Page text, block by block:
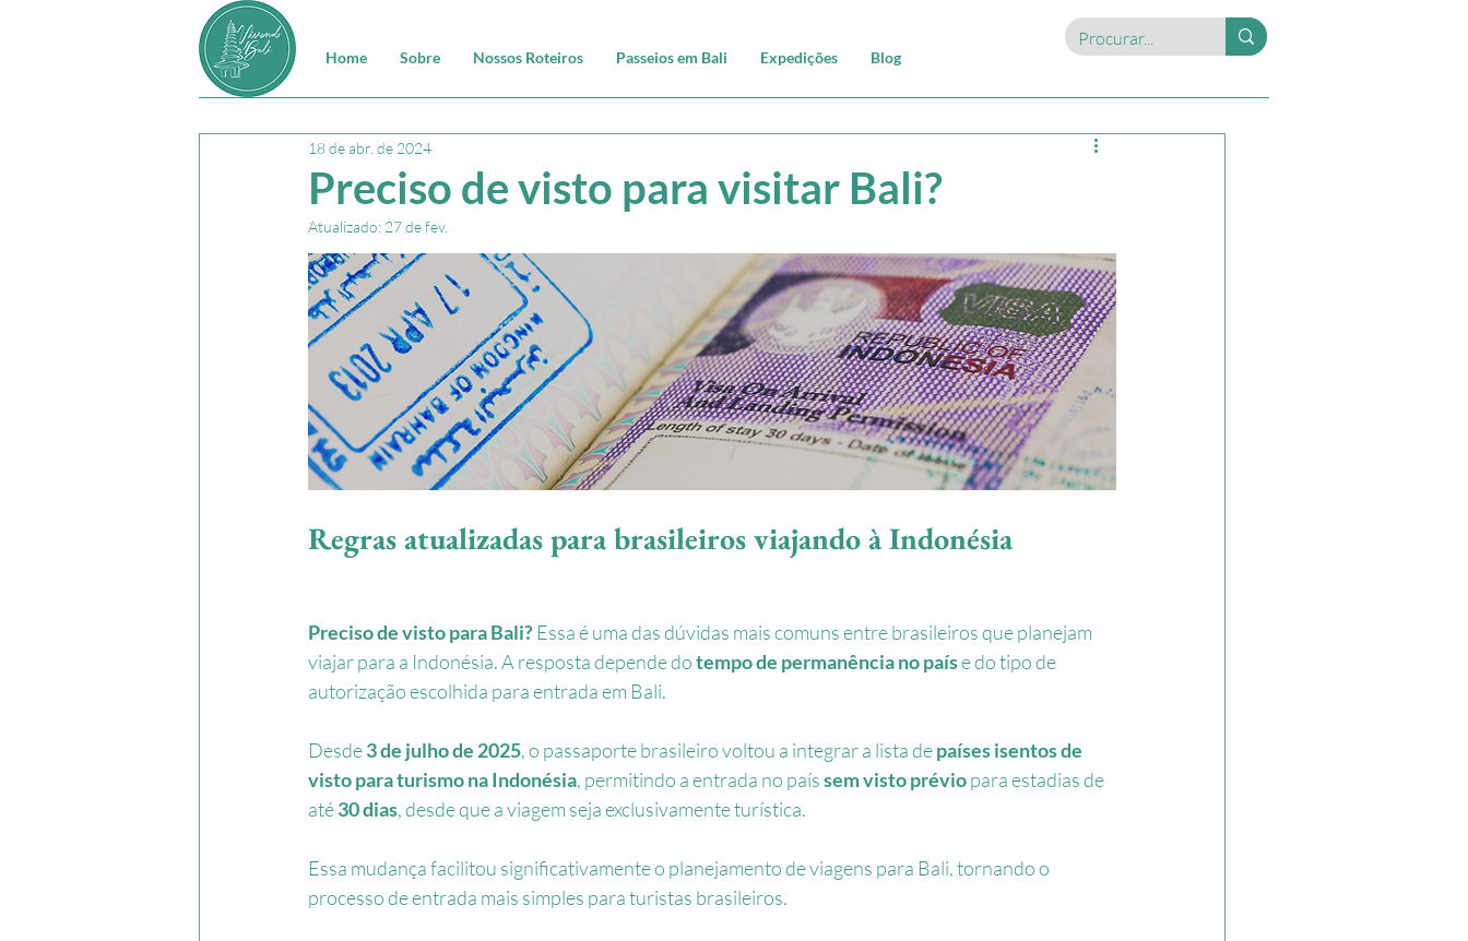
Home Sobre Nossos Roteiros Passeios em Bali Expedições Blog
Preciso de visto para visitar Bali?
18 de abr. de 2024
Atualizado: 27 de fev.
Regras atualizadas para brasileiros viajando à Indonésia
Preciso de visto para Bali? Essa é uma das dúvidas mais comuns entre brasileiros que planejam
viajar para a Indonésia. A resposta depende do tempo de permanência no país e do tipo de
autorização escolhida para entrada em Bali.
Desde 3 de julho de 2025, o passaporte brasileiro voltou a integrar a lista de países isentos de
visto para turismo na Indonésia, permitindo a entrada no país sem visto prévio para estadias de
até 30 dias, desde que a viagem seja exclusivamente turística.
Essa mudança facilitou significativamente o planejamento de viagens para Bali, tornando o
processo de entrada mais simples para turistas brasileiros.